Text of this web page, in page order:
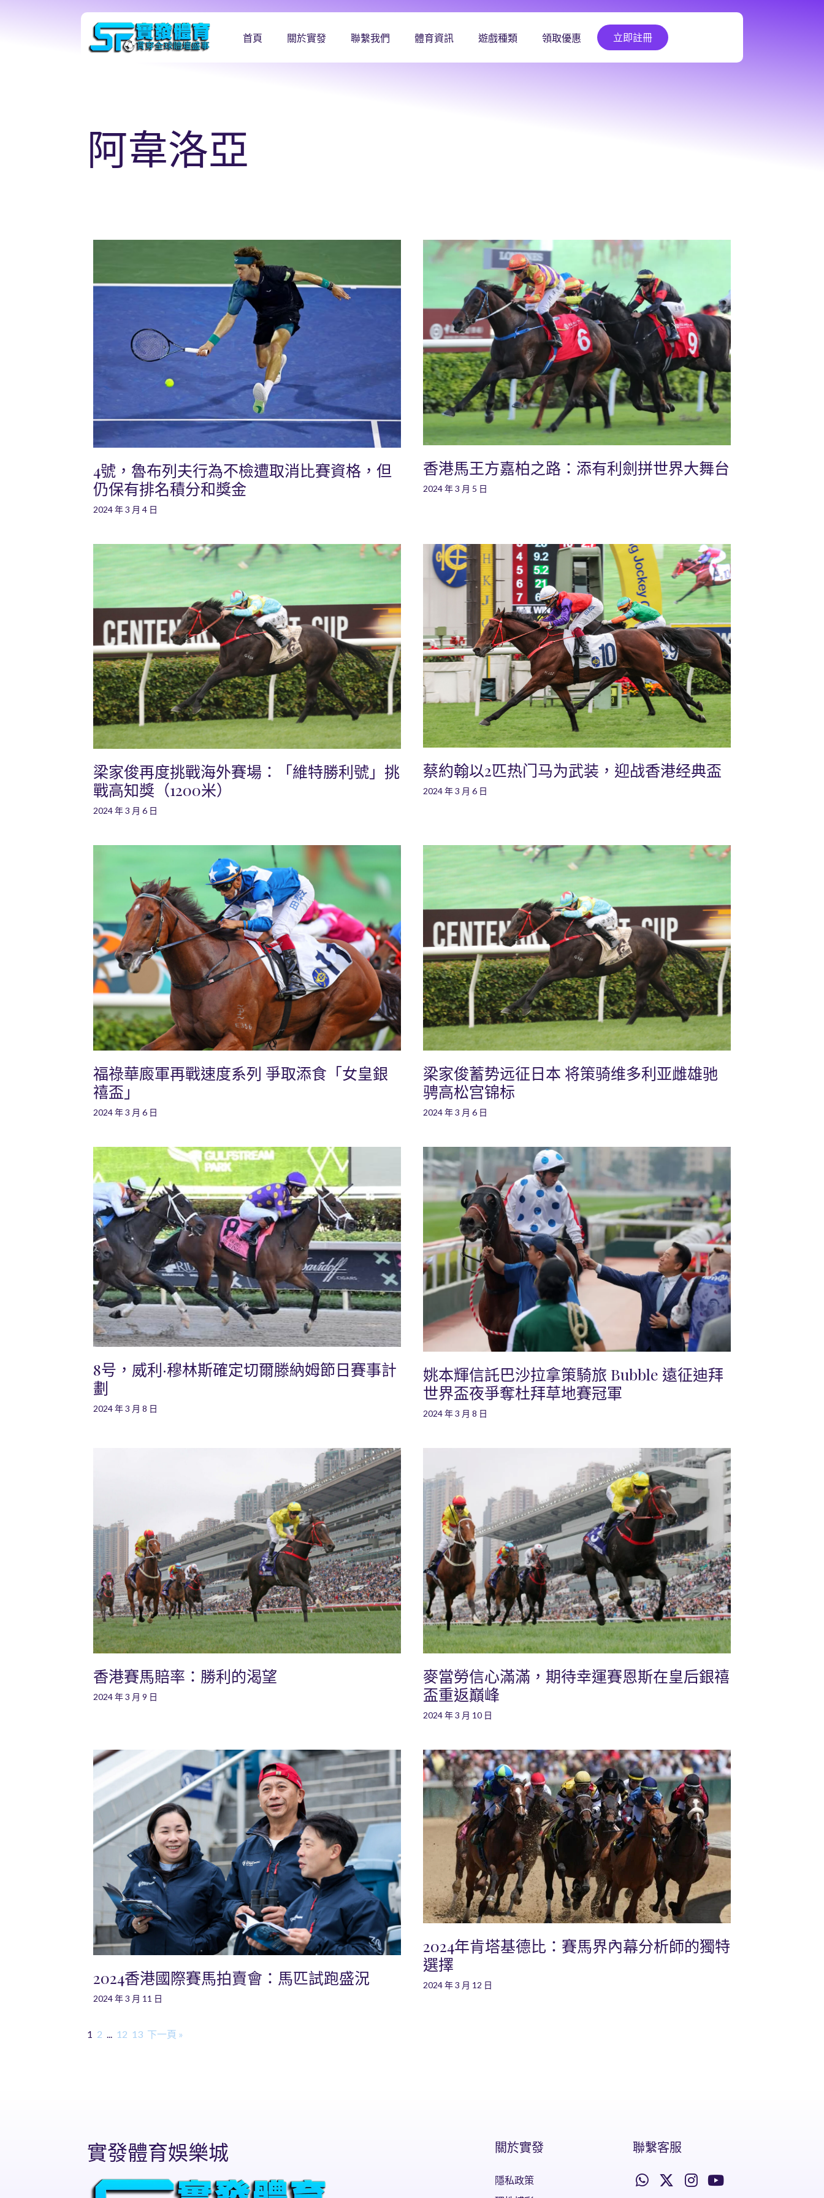
首頁 關於實發 聯繫我們 體育資訊 遊戲種類 領取優惠 立即註冊
阿韋洛亞
4號，魯布列夫行為不檢遭取消比賽資格，但
仍保有排名積分和獎金
2024 年 3 月 4 日
香港馬王方嘉柏之路：添有利劍拼世界大舞台
2024 年 3 月 5 日
梁家俊再度挑戰海外賽場：「維特勝利號」挑
戰高知獎（1200米）
2024 年 3 月 6 日
蔡約翰以2匹热门马为武装，迎战香港经典盃
2024 年 3 月 6 日
福祿華廄軍再戰速度系列 爭取添食「女皇銀
禧盃」
2024 年 3 月 6 日
梁家俊蓄势远征日本 将策骑维多利亚雌雄驰
骋高松宫锦标
2024 年 3 月 6 日
8号，威利·穆林斯確定切爾滕納姆節日賽事計
劃
2024 年 3 月 8 日
姚本輝信託巴沙拉拿策騎旅 Bubble 遠征迪拜
世界盃夜爭奪杜拜草地賽冠軍
2024 年 3 月 8 日
香港賽馬賠率：勝利的渴望
2024 年 3 月 9 日
麥當勞信心滿滿，期待幸運賽恩斯在皇后銀禧
盃重返巔峰
2024 年 3 月 10 日
2024香港國際賽馬拍賣會：馬匹試跑盛況
2024 年 3 月 11 日
2024年肯塔基德比：賽馬界內幕分析師的獨特
選擇
2024 年 3 月 12 日
1 2 ... 12 13 下一頁 »
實發體育娛樂城 關於實發
隱私政策
聯繫客服